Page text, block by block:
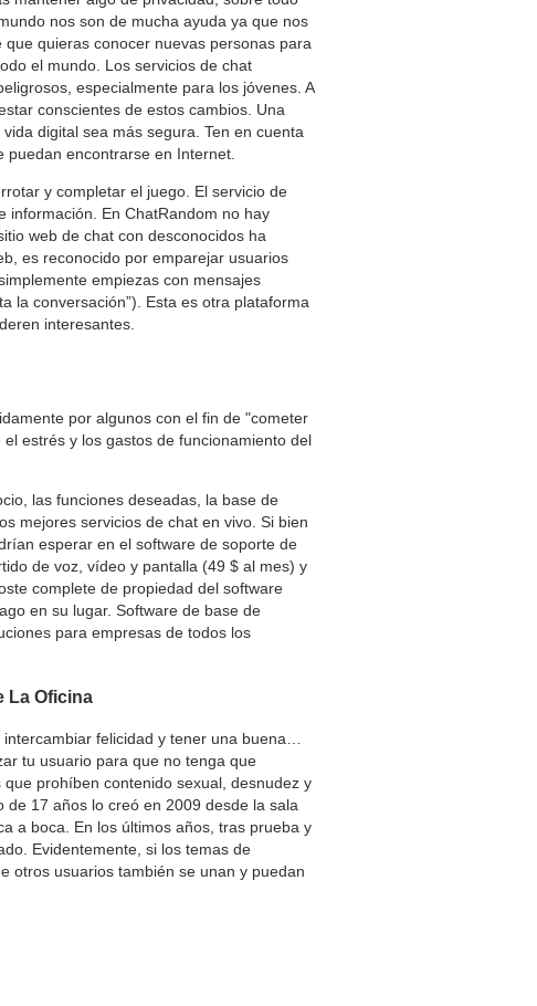
nos son de mucha ayuda ya que nos
quieras conocer nuevas personas para
el mundo. Los servicios de chat
especialmente para los jóvenes. A
conscientes de estos cambios. Una
digital sea más segura. Ten en cuenta
puedan encontrarse en Internet.
y completar el juego. El servicio de
información. En ChatRandom no hay
web de chat con desconocidos ha
es reconocido por emparejar usuarios
empiezas con mensajes
la conversación”). Esta es otra plataforma
interesantes.
por algunos con el fin de "cometer
estrés y los gastos de funcionamiento del
las funciones deseadas, la base de
mejores servicios de chat en vivo. Si bien
esperar en el software de soporte de
de voz, vídeo y pantalla (49 $ al mes) y
complete de propiedad del software
en su lugar. Software de base de
para empresas de todos los
La Oficina
felicidad y tener una buena…
tu usuario para que no tenga que
prohíben contenido sexual, desnudez y
17 años lo creó en 2009 desde la sala
a boca. En los últimos años, tras prueba y
Evidentemente, si los temas de
otros usuarios también se unan y puedan